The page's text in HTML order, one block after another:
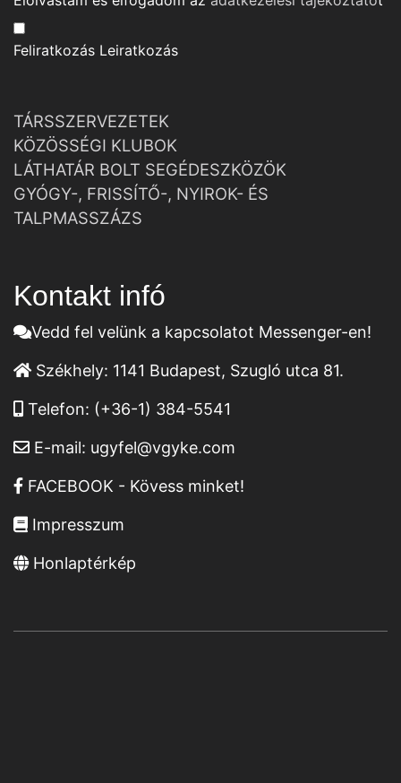
Feliratkozás Leiratkozás
TÁRSSZERVEZETEK
KÖZÖSSÉGI KLUBOK
LÁTHATÁR BOLT SEGÉDESZKÖZÖK
GYÓGY-, FRISSÍTŐ-, NYIROK- ÉS
TALPMASSZÁZS
Kontakt infó
Vedd fel velünk a kapcsolatot Messenger-en!
Székhely: 1141 Budapest, Szugló utca 81.
Telefon: (+36-1) 384-5541
E-mail: ugyfel@vgyke.com
FACEBOOK - Kövess minket!
Impresszum
Honlaptérkép